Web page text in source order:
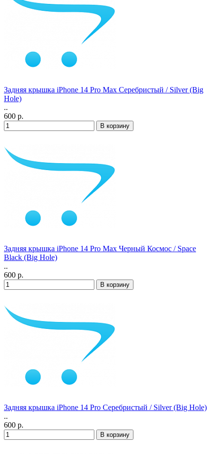
Задняя крышка iPhone 14 Pro Max Серебристый / Silver (Big
Hole)
..
600 р.
Задняя крышка iPhone 14 Pro Max Черный Космос / Space
Black (Big Hole)
..
600 р.
Задняя крышка iPhone 14 Pro Серебристый / Silver (Big Hole)
..
600 р.